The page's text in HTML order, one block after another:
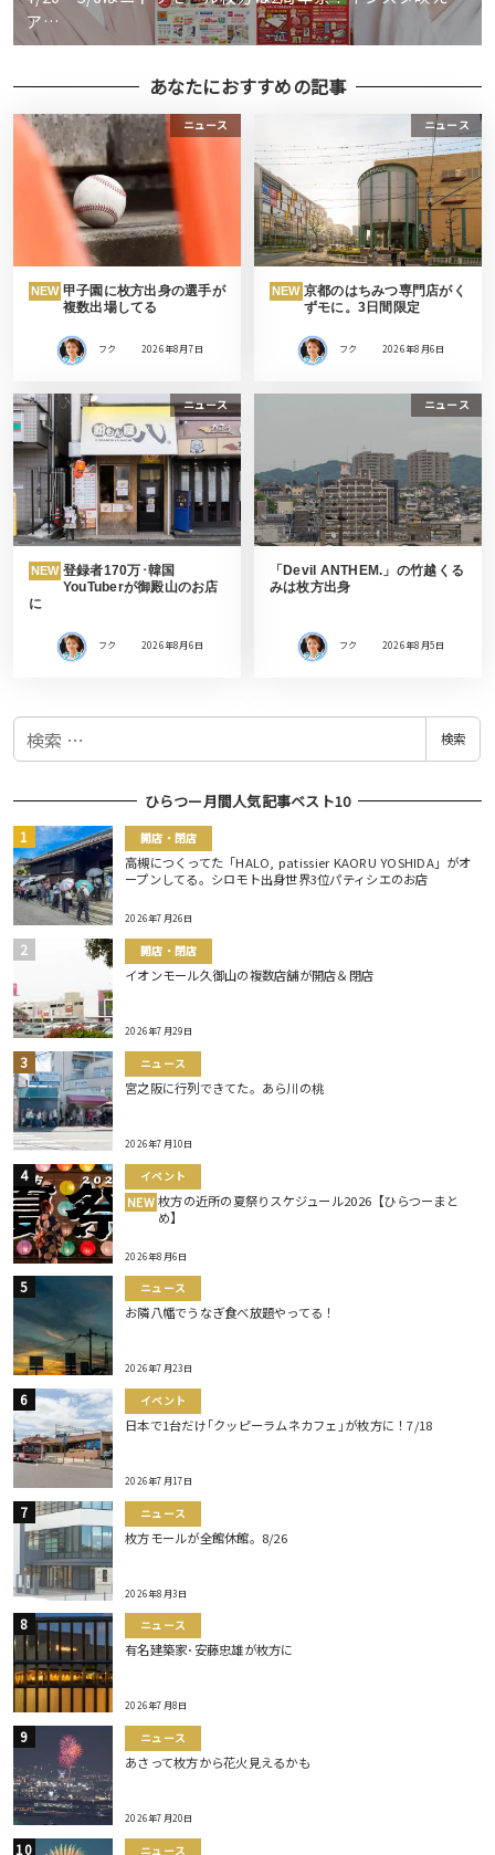
ア…
あなたにおすすめの記事
ニュース
NEW 甲子園に枚方出身の選手が
複数出場してる
フク 2026年8月7日
ニュース
NEW 京都のはちみつ専門店がく
ずモに。3日間限定
フク 2026年8月6日
ニュース
NEW 登録者170万･韓国
YouTuberが御殿山のお店
に
フク 2026年8月6日
ニュース
「Devil ANTHEM.」の竹越くる
みは枚方出身
フク 2026年8月5日
検
検索
ひらつー月間人気記事ベスト10
開店・閉店
高槻につくってた「HALO, patissier KAORU YOSHIDA」がオ
ープンしてる。シロモト出身世界3位パティシエのお店
2026年7月26日
開店・閉店
イオンモール久御山の複数店舗が開店＆閉店
2026年7月29日
ニュース
宮之阪に行列できてた。あら川の桃
2026年7月10日
イベント
NEW 枚方の近所の夏祭りスケジュール2026【ひらつーまと
め】
2026年8月6日
ニュース
お隣八幡でうなぎ食べ放題やってる！
2026年7月23日
イベント
日本で1台だけ｢クッピーラムネカフェ｣が枚方に！7/18
2026年7月17日
ニュース
枚方モールが全館休館。8/26
2026年8月3日
ニュース
有名建築家･安藤忠雄が枚方に
2026年7月8日
ニュース
あさって枚方から花火見えるかも
2026年7月20日
ニュース